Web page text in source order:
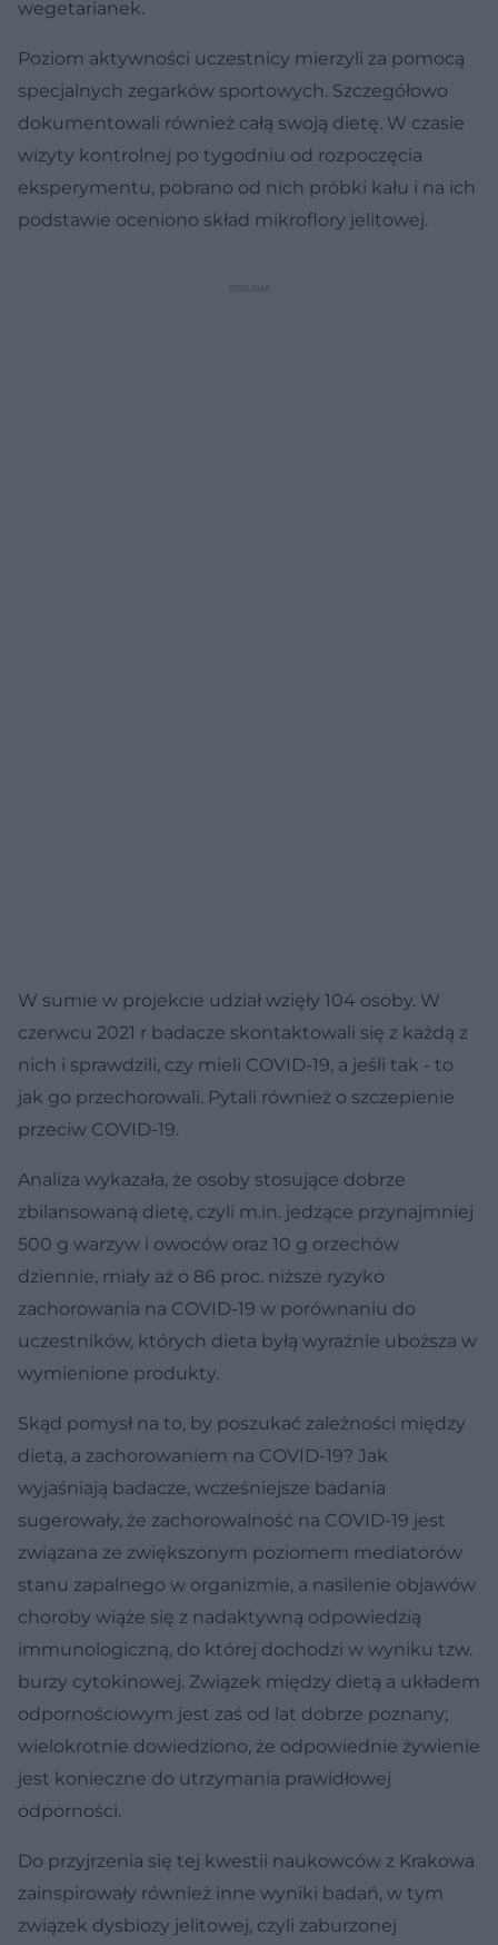
wegetarianek.
Poziom aktywności uczestnicy mierzyli za pomocą
specjalnych zegarków sportowych. Szczegółowo
dokumentowali również całą swoją dietę. W czasie
wizyty kontrolnej po tygodniu od rozpoczęcia
eksperymentu, pobrano od nich próbki kału i na ich
podstawie oceniono skład mikroflory jelitowej.
W sumie w projekcie udział wzięły 104 osoby. W
czerwcu 2021 r badacze skontaktowali się z każdą z
nich i sprawdzili, czy mieli COVID-19, a jeśli tak - to
jak go przechorowali. Pytali również o szczepienie
przeciw COVID-19.
Analiza wykazała, że osoby stosujące dobrze
zbilansowaną dietę, czyli m.in. jedzące przynajmniej
500 g warzyw i owoców oraz 10 g orzechów
dziennie, miały aż o 86 proc. niższe ryzyko
zachorowania na COVID-19 w porównaniu do
uczestników, których dieta byłą wyraźnie uboższa w
wymienione produkty.
Skąd pomysł na to, by poszukać zależności między
dietą, a zachorowaniem na COVID-19? Jak
wyjaśniają badacze, wcześniejsze badania
sugerowały, że zachorowalność na COVID-19 jest
związana ze zwiększonym poziomem mediatorów
stanu zapalnego w organizmie, a nasilenie objawów
choroby wiąże się z nadaktywną odpowiedzią
immunologiczną, do której dochodzi w wyniku tzw.
burzy cytokinowej. Związek między dietą a układem
odpornościowym jest zaś od lat dobrze poznany;
wielokrotnie dowiedziono, że odpowiednie żywienie
jest konieczne do utrzymania prawidłowej
odporności.
Do przyjrzenia się tej kwestii naukowców z Krakowa
zainspirowały również inne wyniki badań, w tym
związek dysbiozy jelitowej, czyli zaburzonej